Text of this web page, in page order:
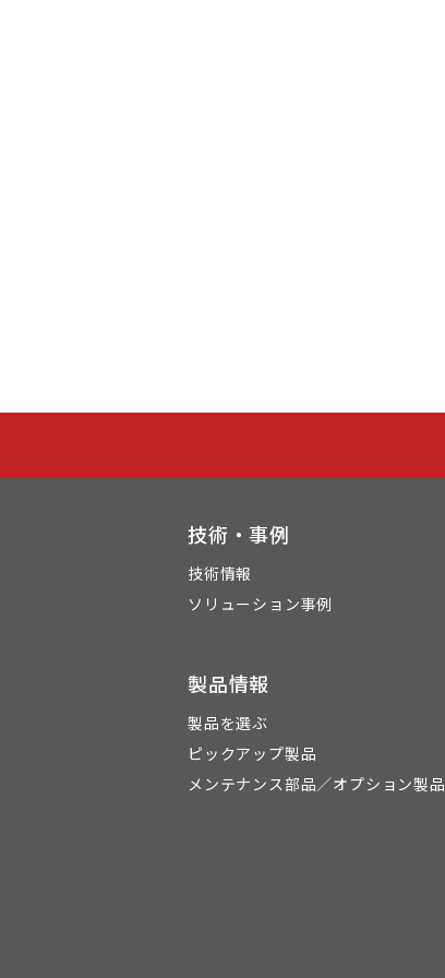
技術・事例
技術情報
ソリューション事例
製品情報
製品を選ぶ
ピックアップ製品
メンテナンス部品／オプション製品